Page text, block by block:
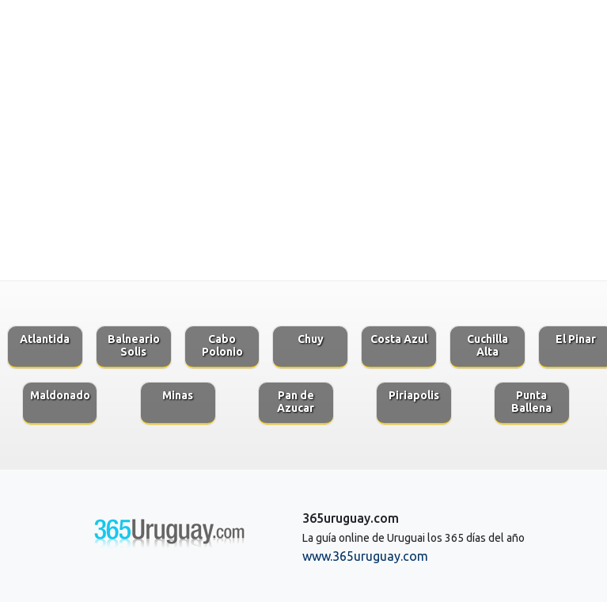
Atlantida
Balneario
Solis
Cabo
Polonio
Chuy Costa Azul
Cuchilla
Alta
El Pinar
Maldonado Minas
Pan de
Azucar
Piriapolis
Punta
Ballena
365uruguay.com
La guía online de Uruguai los 365 días del año
www.365uruguay.com